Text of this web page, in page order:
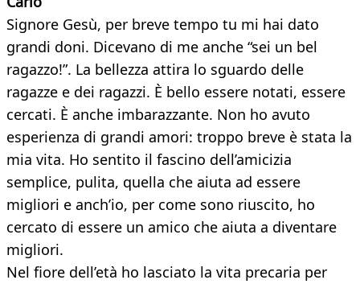
Signore Gesù, per breve tempo tu mi hai dato
grandi doni. Dicevano di me anche “sei un bel
ragazzo!”. La bellezza attira lo sguardo delle
ragazze e dei ragazzi. È bello essere notati, essere
cercati. È anche imbarazzante. Non ho avuto
esperienza di grandi amori: troppo breve è stata la
mia vita. Ho sentito il fascino dell’amicizia
semplice, pulita, quella che aiuta ad essere
migliori e anch’io, per come sono riuscito, ho
cercato di essere un amico che aiuta a diventare
migliori.
Nel fiore dell’età ho lasciato la vita precaria per